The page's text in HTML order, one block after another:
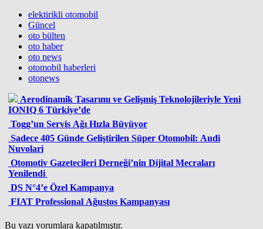
elektirikli otomobil
Güncel
oto bülten
oto haber
oto news
otomobil haberleri
otonews
Aerodinamik Tasarımı ve Gelişmiş Teknolojileriyle Yeni
IONIQ 6 Türkiye’de
Togg’un Servis Ağı Hızla Büyüyor
Sadece 405 Günde Geliştirilen Süper Otomobil: Audi
Nuvolari
Otomotiv Gazetecileri Derneği’nin Dijital Mecraları
Yenilendi
DS N°4’e Özel Kampanya
FIAT Professional Ağustos Kampanyası
Bu yazı yorumlara kapatılmıştır.